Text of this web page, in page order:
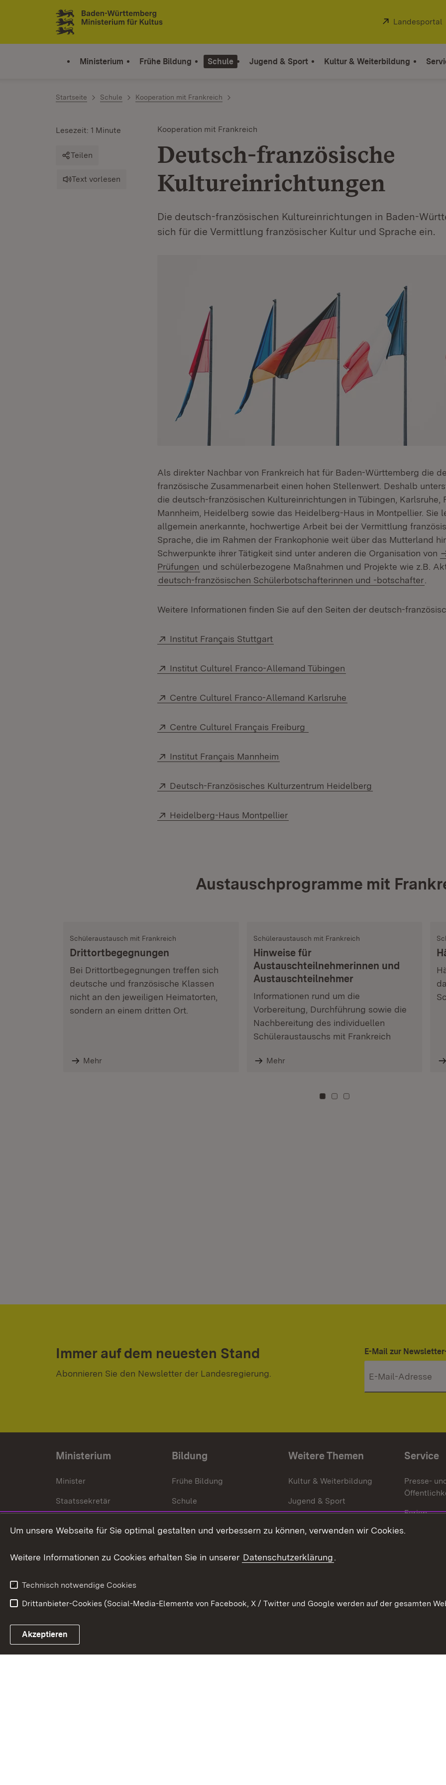
Zum Inhalt springen
Link zur Startseite
Extern:
Landesportal
Ministerium Frühe Bildung Schule Jugend & Sport Kultur & Weiterbildung
Startseite Schule Kooperation mit Frankreich
Kooperation mit Frankreich
Deutsch-französische
Kultureinrichtungen
Die deutsch-französischen Kultureinrichtungen in Baden-
sich für die Vermittlung französischer Kultur und Sprache ein.
Lesezeit: 1 Minute
Teilen
Text vorlesen
Als direkter Nachbar von Frankreich hat für Baden-Württemberg die
französische Zusammenarbeit einen hohen Stellenwert. Deshalb
die deutsch-französischen Kultureinrichtungen in Tübingen, Karlsruhe,
Mannheim, Heidelberg sowie das Heidelberg-Haus in Montpellier. Sie
allgemein anerkannte, hochwertige Arbeit bei der Vermittlung
Sprache, die im Rahmen der Frankophonie weit über das Mutterland
Schwerpunkte ihrer Tätigkeit sind unter anderen die Organisation von
Prüfungen und schülerbezogene Maßnahmen und Projekte wie z.B.
deutsch-französischen Schülerbotschafterinnen und -botschafter
Weitere Informationen finden Sie auf den Seiten der deutsch-
Extern:
Institut Français Stuttgart
Extern:
Institut Culturel Franco-Allemand Tübingen
Extern:
Centre Culturel Franco-Allemand Karlsruhe
Extern:
Centre Culturel Français Freiburg
Extern:
Institut Français Mannheim
Extern:
Deutsch-Französisches Kulturzentrum Heidelberg
Extern:
Heidelberg-Haus Montpellier
Austauschprogramme mit
Schüleraustausch mit Frankreich
Drittortbegegnungen
Bei Drittortbegegnungen treffen sich
deutsche und französische Klassen
nicht an den jeweiligen Heimatorten,
sondern an einem dritten Ort.
Mehr
Schüleraustausch mit Frankreich
Hinweise für
Austauschteilnehmerinnen und
Austauschteilnehmer
Informationen rund um die
Vorbereitung, Durchführung sowie die
Nachbereitung des individuellen
Schüleraustauschs mit Frankreich
Mehr
Zu Kachel: 0
Zu Kachel: 3
Zu Kachel: 6
Immer auf dem neuesten Stand
Abonnieren Sie den Newsletter der Landesregierung.
E-Mail zur
Ministerium
Minister
Staatssekretär
Anfahrt und Kontakt
Bildung
Frühe Bildung
Schule
Weitere Themen
Kultur & Weiterbildung
Jugend & Sport
Service
Presse-
Ferien
Stellen
Link zum Landesportal
Um unsere Webseite für Sie optimal gestalten und verbessern zu können, verwenden wir Cookies.
Weitere Informationen zu Cookies erhalten Sie in unserer Datenschutzerklärung.
Technisch notwendige Cookies
Drittanbieter-Cookies (Social-Media-Elemente von Facebook, X / Twitter und Google werden auf der gesamten
Akzeptieren